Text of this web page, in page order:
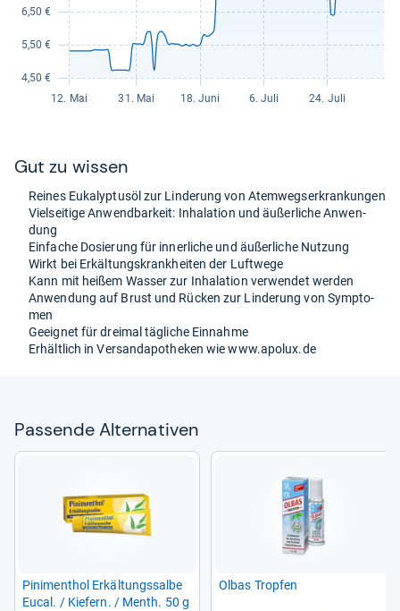
Gut zu wis­sen
Rei­nes Euka­lyp­tusöl zur Lin­de­rung von Atem­wegs­er­kran­kun­gen
Viel­sei­tige Anwend­bar­keit: Inha­la­tion und äußer­li­che Anwen­
dung
Ein­fa­che Dosie­rung für inner­li­che und äußer­li­che Nut­zung
Wirkt bei Erkäl­tungs­krank­hei­ten der Luft­wege
Kann mit heißem Was­ser zur Inha­la­tion ver­wen­det wer­den
Anwen­dung auf Brust und Rücken zur Lin­de­rung von Sym­pto­
men
Geeig­net für drei­mal täg­li­che Ein­nahme
Erhält­lich in Ver­san­d­apo­the­ken wie www.apo­lux.de
Pas­sende Alter­na­ti­ven
Pini­menthol Erkäl­tungs­salbe
Eucal. / Kie­fern. / Menth. 50 g
Olbas Trop­fen